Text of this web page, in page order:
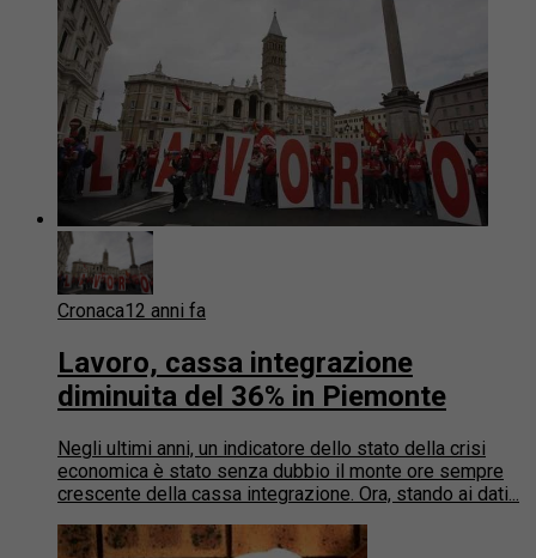
Cronaca12 anni fa
Lavoro, cassa integrazione
diminuita del 36% in Piemonte
Negli ultimi anni, un indicatore dello stato della crisi
economica è stato senza dubbio il monte ore sempre
crescente della cassa integrazione. Ora, stando ai dati...